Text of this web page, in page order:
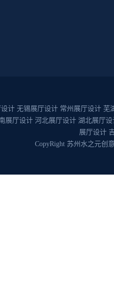
计 无锡展厅设计 常州展厅设计 芜
展厅设计 河北展厅设计 湖北展厅设
展厅设计
CopyRight 苏州水之元创